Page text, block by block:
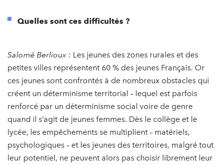
Quelles sont ces difficultés ?
Salomé Berlioux : Les jeunes des zones rurales et des
petites villes représentent 60 % des jeunes Français. Or
ces jeunes sont confrontés à de nombreux obstacles qui
créent un déterminisme territorial – lequel est parfois
renforcé par un déterminisme social voire de genre
quand il s’agit de jeunes femmes. Dès le collège et le
lycée, les empêchements se multiplient – matériels,
psychologiques – et les jeunes des territoires, malgré tout
leur potentiel, ne peuvent alors pas choisir librement leur